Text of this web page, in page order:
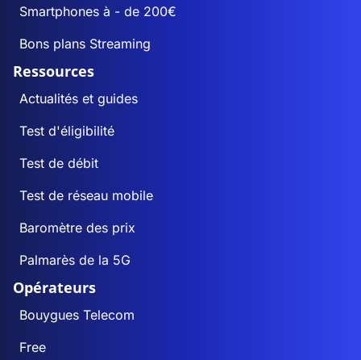
Smartphones à - de 200€
Bons plans Streaming
Ressources
Actualités et guides
Test d'éligibilité
Test de débit
Test de réseau mobile
Baromètre des prix
Palmarès de la 5G
Opérateurs
Bouygues Telecom
Free